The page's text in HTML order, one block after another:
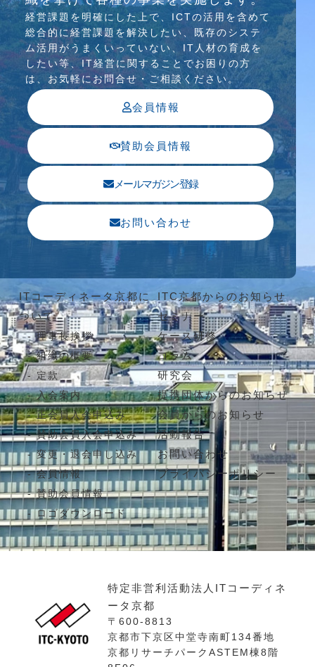
経営課題を明確にした上で、ICTの活⽤を含めて
総合的に経営課題を解決したい、既存のシステ
ム活⽤がうまくいっていない、IT⼈材の育成を
したい等、IT経営に関することでお困りの⽅
は、お気軽にお問合せ・ご相談ください。
会員情報
賛助会員情報
メールマガジン登録
お問い合わせ
ITコーディネータ京都に
ついて
理事長挨拶
組織の概要
定款
入会案内
正会員入会申込み
賛助会員入会申込み
変更・退会申し込み
会員情報
賛助会員情報
ロゴダウンロード
ITC京都からのお知らせ
セミナー
ケース研修
コラム
研究会
提携団体からのお知らせ
会員からのお知らせ
活動報告
お問い合わせ
プライバシーポリシー
特定非営利活動法人ITコーディネ
ータ京都
〒600-8813
京都市下京区中堂寺南町134番地
京都リサーチパークASTEM棟8階